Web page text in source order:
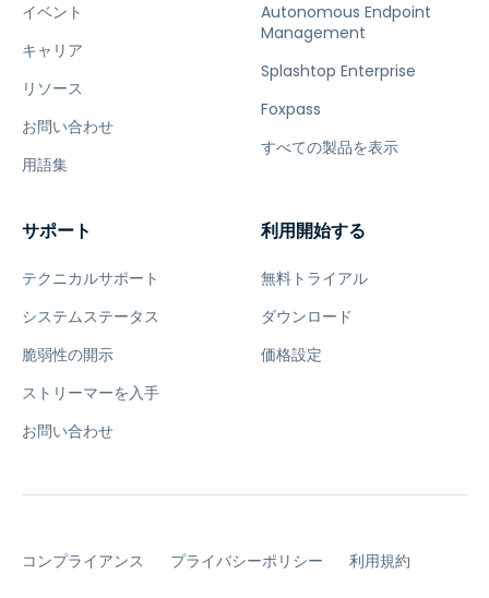
イベント
キャリア
リソース
お問い合わせ
用語集
Autonomous Endpoint
Management
Splashtop Enterprise
Foxpass
すべての製品を表示
サポート
テクニカルサポート
システムステータス
脆弱性の開示
ストリーマーを入手
お問い合わせ
利用開始する
無料トライアル
ダウンロード
価格設定
コンプライアンス プライバシーポリシー 利用規約